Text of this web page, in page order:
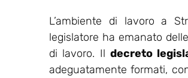
L’ambiente di lavoro a
legislatore ha emanato
di lavoro. Ildecreto
adeguatamente formati,